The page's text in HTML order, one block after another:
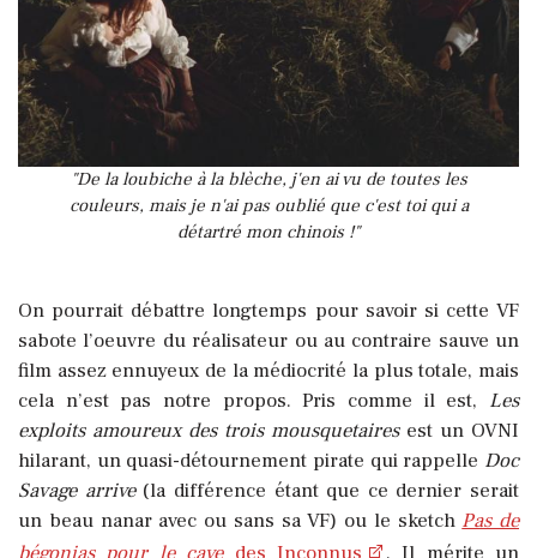
"De la loubiche à la blèche, j'en ai vu de toutes les
couleurs, mais je n'ai pas oublié que c'est toi qui a
détartré mon chinois !"
On pourrait débattre longtemps pour savoir si cette VF
sabote l’oeuvre du réalisateur ou au contraire sauve un
film assez ennuyeux de la médiocrité la plus totale, mais
cela n’est pas notre propos. Pris comme il est, Les
exploits amoureux des trois mousquetairesest un OVNI
hilarant, un quasi-détournement pirate qui rappelle Doc
Savage arrive(la différence étant que ce dernier serait
un beau nanar avec ou sans sa VF) ou le sketch Pas de